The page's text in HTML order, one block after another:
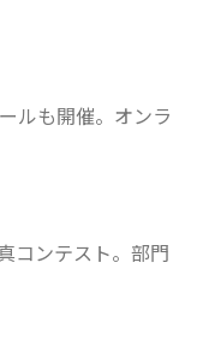
ルも開催。オンラ
コンテスト。部門